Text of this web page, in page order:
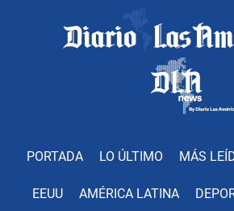
PORTADA LO ÚLTIMO MÁS
EEUU AMÉRICA LATINA